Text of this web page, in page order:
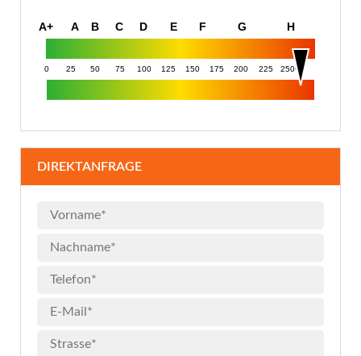
A+ A B C D E F G H
0 25 50 75 100 125 150 175 200 225 250+
DIREKTANFRAGE